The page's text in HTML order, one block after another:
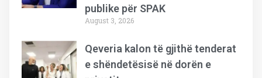
publike për SPAK
August 3, 2026
Qeveria kalon të gjithë tenderat
e shëndetësisë në dorën e